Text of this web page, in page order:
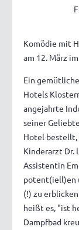
Komödie mit
am 12. März
Ein
Hotels
angejahrte
seiner
Hotel bestellt,
Kinderarzt Dr.
Assistentin
potent(iell)en
(!) zu
heißt es, "ist
Dampfbad